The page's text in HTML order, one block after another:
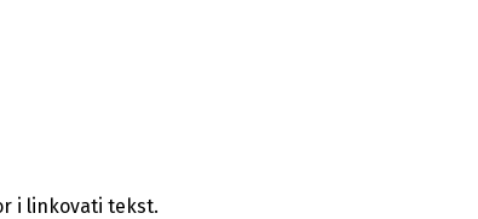
i linkovati tekst.